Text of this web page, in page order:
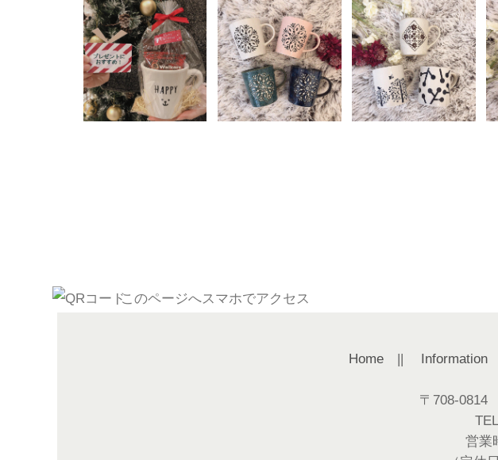
このページへスマホでアクセス
Home || Information
〒708-0814
営業